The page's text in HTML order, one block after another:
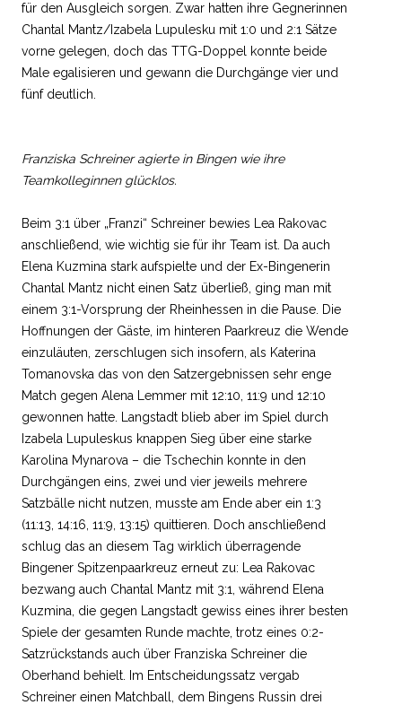
für den Ausgleich sorgen. Zwar hatten ihre Gegnerinnen
Chantal Mantz/Izabela Lupulesku mit 1:0 und 2:1 Sätze
vorne gelegen, doch das TTG-Doppel konnte beide
Male egalisieren und gewann die Durchgänge vier und
fünf deutlich.
Franziska Schreiner agierte in Bingen wie ihre
Teamkolleginnen glücklos.
Beim 3:1 über „Franzi“ Schreiner bewies Lea Rakovac
anschließend, wie wichtig sie für ihr Team ist. Da auch
Elena Kuzmina stark aufspielte und der Ex-Bingenerin
Chantal Mantz nicht einen Satz überließ, ging man mit
einem 3:1-Vorsprung der Rheinhessen in die Pause. Die
Hoffnungen der Gäste, im hinteren Paarkreuz die Wende
einzuläuten, zerschlugen sich insofern, als Katerina
Tomanovska das von den Satzergebnissen sehr enge
Match gegen Alena Lemmer mit 12:10, 11:9 und 12:10
gewonnen hatte. Langstadt blieb aber im Spiel durch
Izabela Lupuleskus knappen Sieg über eine starke
Karolina Mynarova – die Tschechin konnte in den
Durchgängen eins, zwei und vier jeweils mehrere
Satzbälle nicht nutzen, musste am Ende aber ein 1:3
(11:13, 14:16, 11:9, 13:15) quittieren. Doch anschließend
schlug das an diesem Tag wirklich überragende
Bingener Spitzenpaarkreuz erneut zu: Lea Rakovac
bezwang auch Chantal Mantz mit 3:1, während Elena
Kuzmina, die gegen Langstadt gewiss eines ihrer besten
Spiele der gesamten Runde machte, trotz eines 0:2-
Satzrückstands auch über Franziska Schreiner die
Oberhand behielt. Im Entscheidungssatz vergab
Schreiner einen Matchball, dem Bingens Russin drei